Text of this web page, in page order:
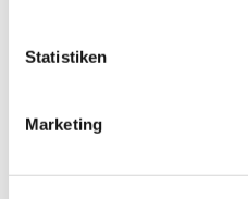
Statistiken
Marketing